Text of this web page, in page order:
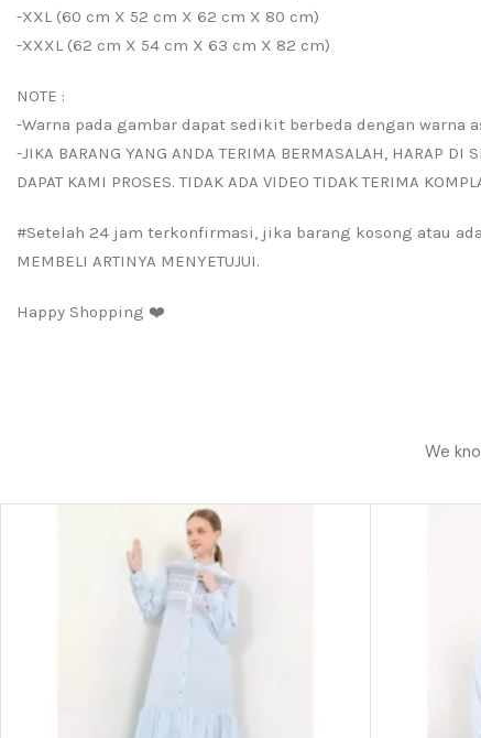
-XXL (60 cm X 52 cm X 62 cm X 80 cm)
-XXXL (62 cm X 54 cm X 63 cm X 82 cm)
NOTE :
-Warna pada gambar dapat sedikit berbeda dengan warna
-JIKA BARANG YANG ANDA TERIMA BERMASALAH, HARAP DI
DAPAT KAMI PROSES. TIDAK ADA VIDEO TIDAK TERIMA
#Setelah 24 jam terkonfirmasi, jika barang kosong atau
MEMBELI ARTINYA MENYETUJUI.
Happy Shopping ❤️
We